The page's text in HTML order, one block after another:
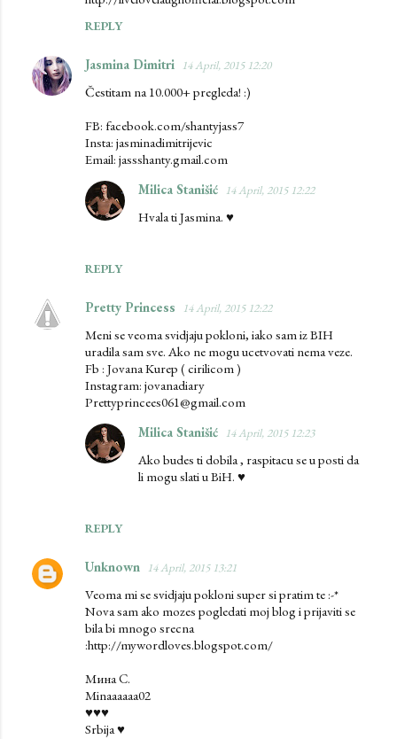
REPLY
Jasmina Dimitri 14 April, 2015 12:20
Čestitam na 10.000+ pregleda! :)
FB: facebook.com/shantyjass7
Insta: jasminadimitrijevic
Email: jassshanty.gmail.com
REPLY
Milica Stanišić 14 April, 2015 12:22
Hvala ti Jasmina. ♥
Pretty Princess 14 April, 2015 12:22
Meni se veoma svidjaju pokloni, iako sam iz BIH
uradila sam sve. Ako ne mogu ucetvovati nema veze.
Fb : Jovana Kurep ( cirilicom )
Instagram: jovanadiary
Prettyprincees061@gmail.com
REPLY
Milica Stanišić 14 April, 2015 12:23
Ako budes ti dobila , raspitacu se u posti da
li mogu slati u BiH. ♥
Unknown 14 April, 2015 13:21
Veoma mi se svidjaju pokloni super si pratim te :-*
Nova sam ako mozes pogledati moj blog i prijaviti se
bila bi mnogo srecna
:http://mywordloves.blogspot.com/
Mина С.
Minaaaaaa02
♥♥♥
Srbija ♥